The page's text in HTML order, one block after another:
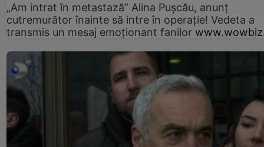
„Am intrat în metastază” Alina Pușcău, anunț
cutremurător înainte să intre în operație! Vedeta a
transmis un mesaj emoționant fanilor